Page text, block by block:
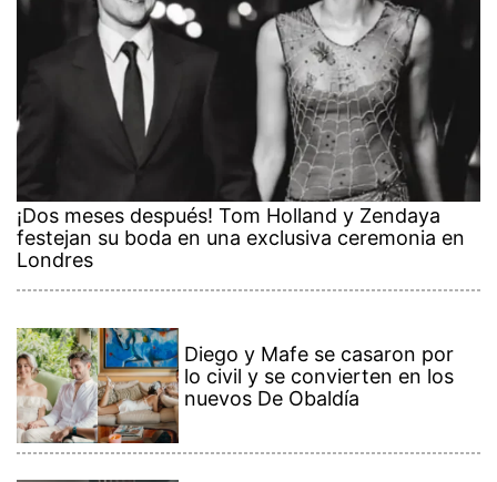
¡Dos meses después! Tom Holland y Zendaya
festejan su boda en una exclusiva ceremonia en
Londres
Diego y Mafe se casaron por
lo civil y se convierten en los
nuevos De Obaldía